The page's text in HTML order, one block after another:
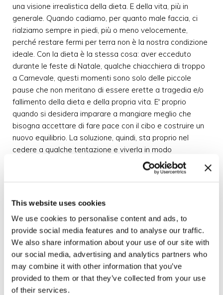
This website uses cookies
We use cookies to personalise content and ads, to
provide social media features and to analyse our traffic.
We also share information about your use of our site with
our social media, advertising and analytics partners who
may combine it with other information that you’ve
provided to them or that they’ve collected from your use
of their services.
una visione irrealistica della dieta. E della vita, più in
generale. Quando cadiamo, per quanto male faccia, ci
rialziamo sempre in piedi, più o meno velocemente,
perché restare fermi per terra non è la nostra condizione
ideale. Con la dieta è la stessa cosa: aver ecceduto
durante le feste di Natale, qualche chiacchiera di troppo
a Carnevale, questi momenti sono solo delle piccole
pause che non meritano di essere erette a tragedia e/o
fallimento della dieta e della propria vita. E' proprio
quando si desidera imparare a mangiare meglio che
bisogna accettare di fare pace con il cibo e costruire un
nuovo equilibrio. La soluzione, quindi, sta proprio nel
cedere a qualche tentazione e viverla in modo
totalmente nuovo e diverso. Nello sperimentare una sana
ma moderata indulgenza, fatta di piacevoli concessioni e
solo cioccolatino, non sperare di non toccarne mai più
uno, perché se così si suole fare, alla prima difficoltà si
mangerà tutta la scatola, anziché fermarsi in tempo.